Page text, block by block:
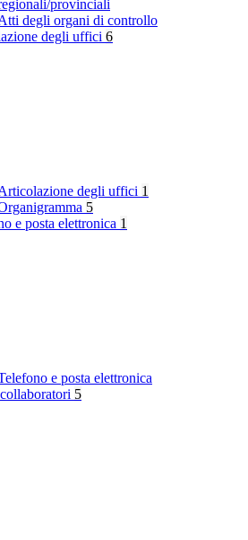
provinciali
degli organi di controllo
degli uffici 6
degli uffici 1
5
e posta elettronica 1
e posta elettronica
5